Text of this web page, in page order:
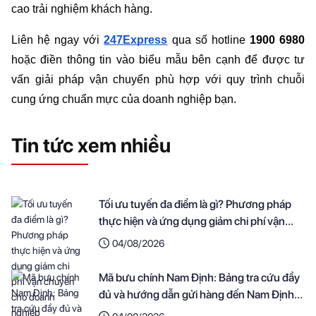
cao trải nghiệm khách hàng.
Liên hệ ngay với 247Express qua số hotline 1900 6980
hoặc điền thông tin vào biểu mẫu bên cạnh để được tư
vấn giải pháp vận chuyển phù hợp với quy trình chuỗi
cung ứng chuẩn mực của doanh nghiệp bạn.
Tin tức xem nhiều
Tối ưu tuyến đa điểm là gì? Phương pháp
thực hiện và ứng dụng giảm chi phí vận
chuyển cho doanh nghiệp
04/08/2026
Mã bưu chính Nam Định: Bảng tra cứu đầy
đủ và hướng dẫn gửi hàng đến Nam Định
nhanh nhất